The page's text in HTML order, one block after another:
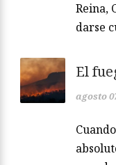
Reina,
darse
El
agosto